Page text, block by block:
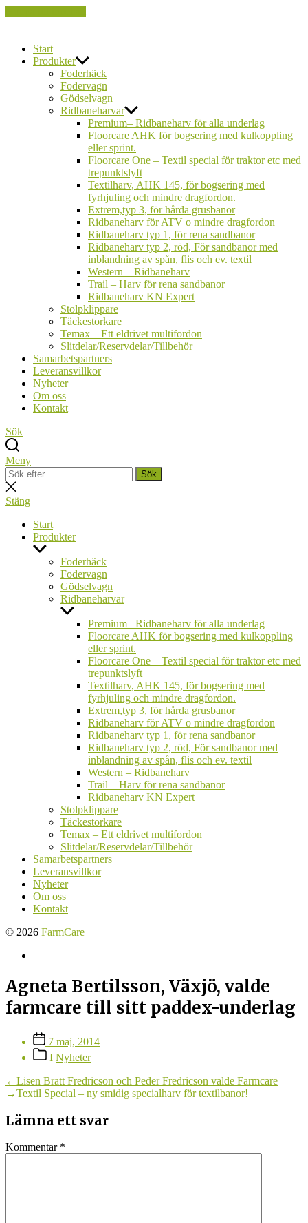
Start
Produkter
Foderhäck
Fodervagn
Gödselvagn
Ridbaneharvar
Premium– Ridbaneharv för alla underlag
Floorcare AHK för bogsering med kulkoppling
eller sprint.
Floorcare One – Textil special för traktor etc med
trepunktslyft
Textilharv, AHK 145, för bogsering med
fyrhjuling och mindre dragfordon.
Extrem,typ 3, för hårda grusbanor
Ridbaneharv för ATV o mindre dragfordon
Ridbaneharv typ 1, för rena sandbanor
Ridbaneharv typ 2, röd, För sandbanor med
inblandning av spån, flis och ev. textil
Western – Ridbaneharv
Trail – Harv för rena sandbanor
Ridbaneharv KN Expert
Stolpklippare
Täckestorkare
Temax – Ett eldrivet multifordon
Slitdelar/Reservdelar/Tillbehör
Samarbetspartners
Leveransvillkor
Nyheter
Om oss
Kontakt
Sök
Meny
Sök
efter:
Sök
Stäng
sökning
Stäng
Start
Produkter
Visa
undermenyFoderhäck
Fodervagn
Gödselvagn
Ridbaneharvar
Visa
undermenyPremium– Ridbaneharv för alla underlag
Floorcare AHK för bogsering med kulkoppling
eller sprint.
Floorcare One – Textil special för traktor etc med
trepunktslyft
Textilharv, AHK 145, för bogsering med
fyrhjuling och mindre dragfordon.
Extrem,typ 3, för hårda grusbanor
Ridbaneharv för ATV o mindre dragfordon
Ridbaneharv typ 1, för rena sandbanor
Ridbaneharv typ 2, röd, För sandbanor med
inblandning av spån, flis och ev. textil
Western – Ridbaneharv
Trail – Harv för rena sandbanor
Ridbaneharv KN Expert
Stolpklippare
Täckestorkare
Temax – Ett eldrivet multifordon
Slitdelar/Reservdelar/Tillbehör
Samarbetspartners
Leveransvillkor
Nyheter
Om oss
Kontakt
© 2026 FarmCare
Facebook
Agneta Bertilsson, Växjö, valde
farmcare till sitt paddex-underlag
Inläggsdatum
7 maj, 2014
Inläggskategorier
I Nyheter
Inläggsnavigering
←Föregående
inlägg:
Lisen Bratt Fredricson och Peder Fredricson valde Farmcare
→Nästa
Textil Special – ny smidig specialharv för textilbanor!
Lämna ett svar
Kommentar *